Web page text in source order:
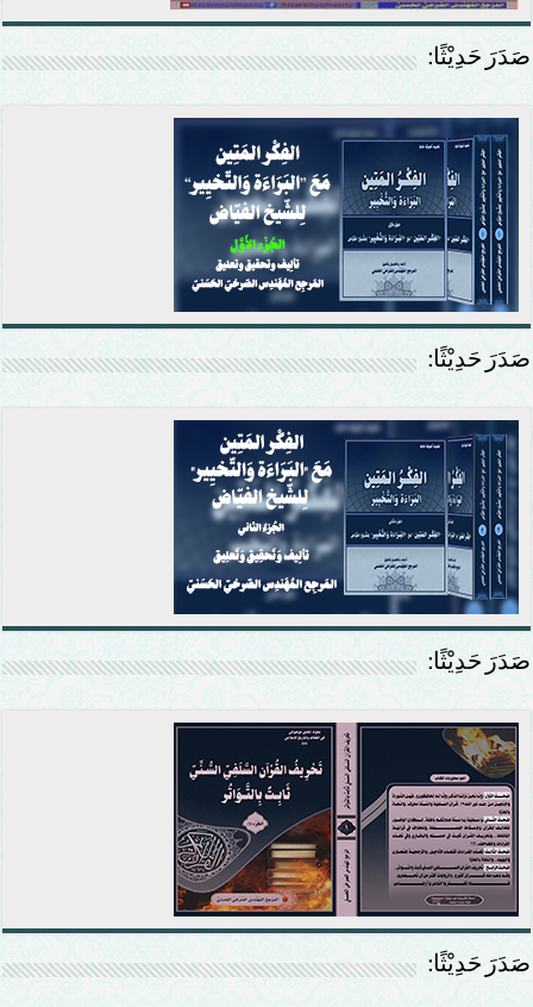
صَدَرَ حَدِيْثًا:
صَدَرَ حَدِيْثًا:
صَدَرَ حَدِيْثًا:
صَدَرَ حَدِيْثًا: